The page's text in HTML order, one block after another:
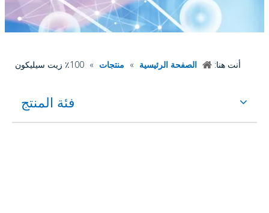
أنت هنا: الصفحة الرئيسية » منتجات » 100٪ زيت سيليكون
فئة المنتج